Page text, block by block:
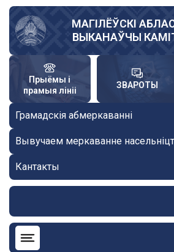
Skip
main
content
МАГІЛЁЎСКІ
ВЫКАНАЎЧЫ
Прыёмы і
прамыя лініі
ЗВАРОТЫ
Грамадскія абмеркаванні
Вывучаем меркаванне
Кантакты